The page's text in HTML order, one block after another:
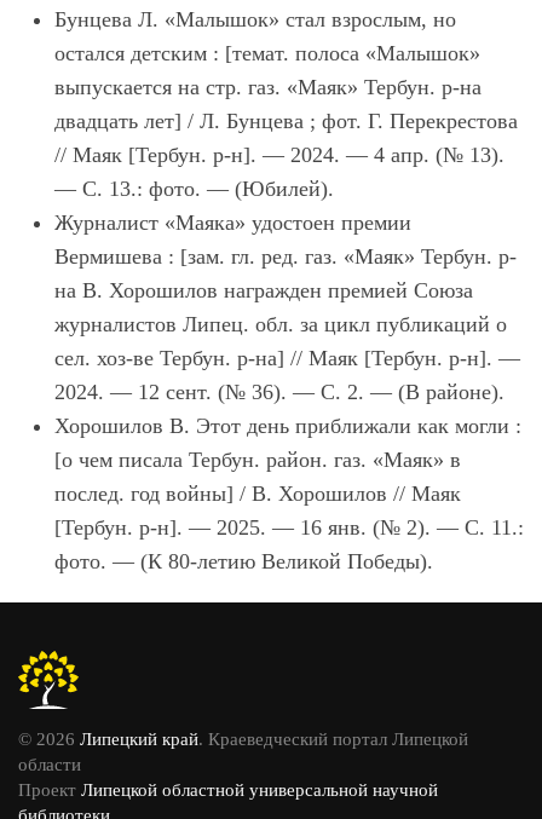
Бунцева Л. «Малышок» стал взрослым, но
остался детским : [темат. полоса «Малышок»
выпускается на стр. газ. «Маяк» Тербун. р-на
двадцать лет] / Л. Бунцева ; фот. Г. Перекрестова
// Маяк [Тербун. р-н]. — 2024. — 4 апр. (№ 13).
— С. 13.: фото. — (Юбилей).
Журналист «Маяка» удостоен премии
Вермишева : [зам. гл. ред. газ. «Маяк» Тербун. р-
на В. Хорошилов награжден премией Союза
журналистов Липец. обл. за цикл публикаций о
сел. хоз-ве Тербун. р-на] // Маяк [Тербун. р-н]. —
2024. — 12 сент. (№ 36). — С. 2. — (В районе).
Хорошилов В. Этот день приближали как могли :
[о чем писала Тербун. район. газ. «Маяк» в
послед. год войны] / В. Хорошилов // Маяк
[Тербун. р-н]. — 2025. — 16 янв. (№ 2). — С. 11.:
фото. — (К 80-летию Великой Победы).
© 2026 Липецкий край. Краеведческий портал Липецкой
области
Проект Липецкой областной универсальной научной